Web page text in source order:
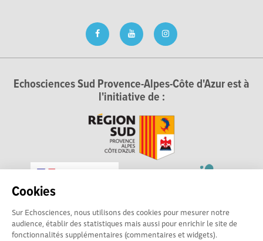
Cookies
Sur Echosciences, nous utilisons des cookies pour mesurer notre
audience, établir des statistiques mais aussi pour enrichir le site de
fonctionnalités supplémentaires (commentaires et widgets).
Echosciences Sud Provence-Alpes-Côte d'Azur est à
l'initiative de :